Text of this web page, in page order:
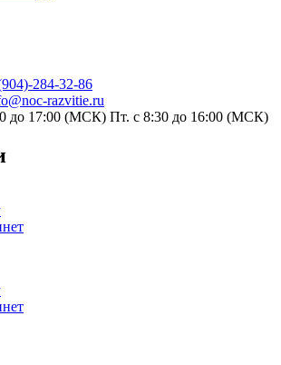
284-32-86
razvitie.ru
до 17:00 (МСК) Пт. с 8:30 до 16:00 (МСК)